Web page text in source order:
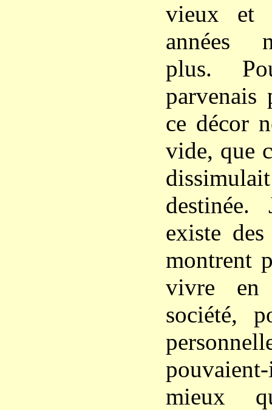
vieux et
années
plus.
parvenais
ce décor
vide, que
destinée.
existe
montrent
vivre
société,
mieux